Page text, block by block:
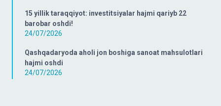
15 yillik taraqqiyot: investitsiyalar hajmi qariyb 22
barobar oshdi!
24/07/2026
Qashqadaryoda aholi jon boshiga sanoat mahsulotlari
hajmi oshdi
24/07/2026